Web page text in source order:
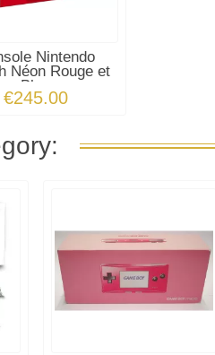
Nintendo
Néon Rouge et
Bleu
€245.00